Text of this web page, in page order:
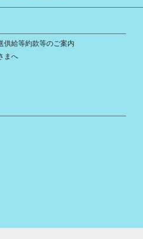
供給等約款等のご案内
まへ